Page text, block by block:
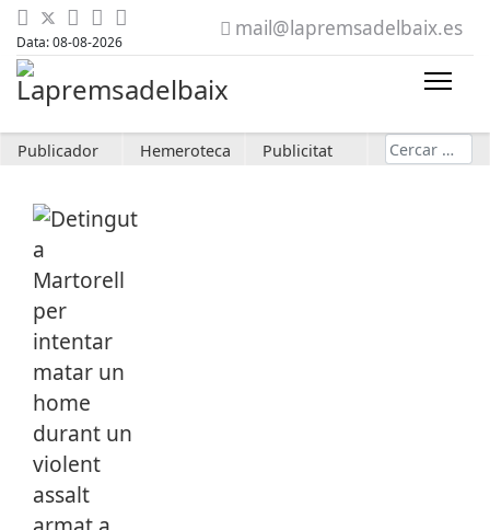
Data: 08-08-2026
mail@lapremsadelbaix.es
Publicador Hemeroteca Publicitat Cerca